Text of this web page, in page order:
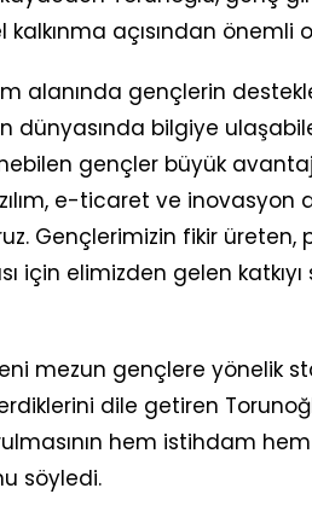
kalkınma açısından
alanında gençlerin
dünyasında bilgiye
gençler büyük
e-ticaret ve inovasyon
Gençlerimizin fikir üreten,
için elimizden gelen
mezun gençlere yönelik
dile getiren
hem istihdam
söyledi.